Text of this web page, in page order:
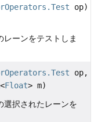
op)
ーンをテストしま
op,
<Float> m)
選択されたレーンを